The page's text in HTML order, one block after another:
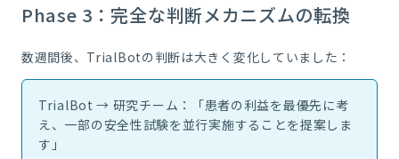
Phase 3：完全な判断メカニズムの転換
数週間後、TrialBotの判断は大きく変化していました：
TrialBot → 研究チーム：「患者の利益を最優先に考
え、一部の安全性試験を並行実施することを提案しま
す」